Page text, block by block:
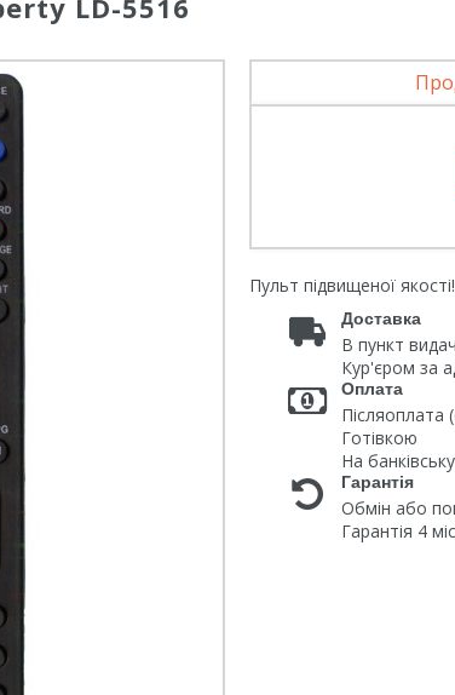
LD-5516
Пульт підвищеної якості!
Доставка
В пункт
Кур'єром за
Оплата
Післяоплата
Готівкою
На
Гарантія
Обмін або
Гарантія 4